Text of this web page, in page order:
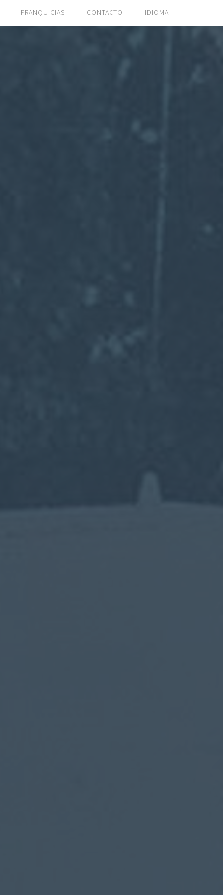
FRANQUICIAS CONTACTO IDIOMA